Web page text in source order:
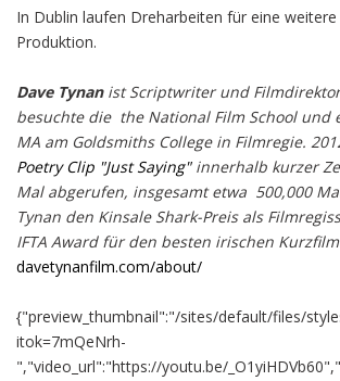
In Dublin laufen Dreharbeiten für eine
Produktion.
Dave Tynan ist Scriptwriter und
besuchte die the National Film School und
MA am Goldsmiths College in Filmregie.
Poetry Clip "Just Saying"innerhalb kurzer
Mal abgerufen, insgesamt etwa 500,000
Tynan den Kinsale Shark-Preis als
IFTA Award für den besten irischen
davetynanfilm.com/about/
{"preview_thumbnail":"/sites/default/files/
itok=7mQeNrh-
","video_url":"https://youtu.be/